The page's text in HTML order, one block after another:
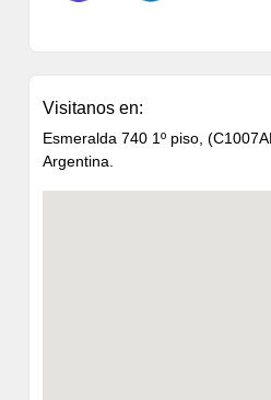
Visitanos en:
Esmeralda 740 1º piso,
Argentina.